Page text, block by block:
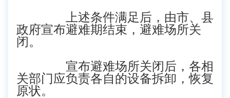
上述条件满足后，由市、县
政府宣布避难期结束，避难场所关
闭。
宣布避难场所关闭后，各相
关部门应负责各自的设备拆卸，恢复
原状。